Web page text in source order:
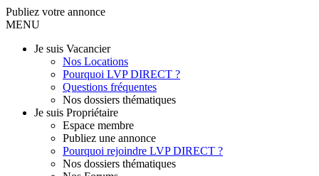
Publiez votre annonce
MENU
Je suis Vacancier
Nos Locations
Pourquoi LVP DIRECT ?
Questions fréquentes
Nos dossiers thématiques
Je suis Propriétaire
Espace membre
Publiez une annonce
Pourquoi rejoindre LVP DIRECT ?
Nos dossiers thématiques